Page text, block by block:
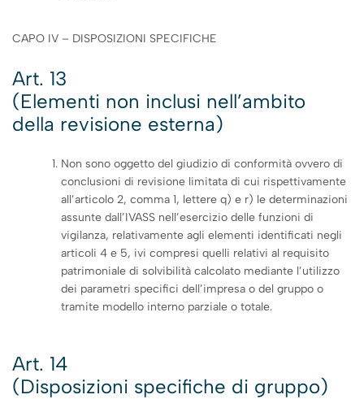
CAPO IV – DISPOSIZIONI SPECIFICHE
Art. 13
(Elementi non inclusi nell’ambito
della revisione esterna)
Non sono oggetto del giudizio di conformità ovvero di
conclusioni di revisione limitata di cui rispettivamente
all’articolo 2, comma 1, lettere q) e r) le determinazioni
assunte dall’IVASS nell’esercizio delle funzioni di
vigilanza, relativamente agli elementi identificati negli
articoli 4 e 5, ivi compresi quelli relativi al requisito
patrimoniale di solvibilità calcolato mediante l’utilizzo
dei parametri specifici dell’impresa o del gruppo o
tramite modello interno parziale o totale.
Art. 14
(Disposizioni specifiche di gruppo)